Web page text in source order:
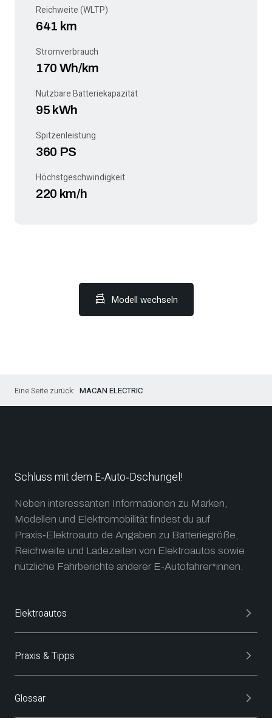
Reichweite (WLTP)
641 km
Stromverbrauch
170 Wh/km
Nutzbare Batteriekapazität
95 kWh
Spitzenleistung
360 PS
Höchstgeschwindigkeit
220 km/h
Modell wechseln
MACAN ELECTRIC
Schluss mit dem E‑Auto‑Dschungel!
Neben interessanten Informationen zu Marken,
Modellen und Elektromobilität findest du auf
Praxis‑Elektroauto.de Angaben zu Batteriegröße,
Reichweite und Ladezeiten von Elektroautos sowie
nützliche Fahrberichte anderer E-Autofahrer*innen.
Elektroautos
Praxis & Tipps
Glossar